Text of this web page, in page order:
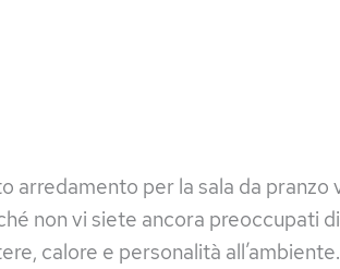
arredamento per la sala da
non vi siete ancora preoccupati
calore e personalità